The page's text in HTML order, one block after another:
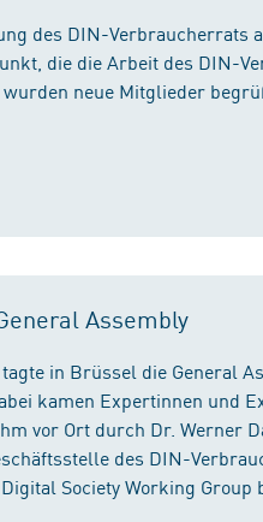
des DIN-Verbraucherrats
die die Arbeit des DIN-
neue Mitglieder
Assembly
in Brüssel die General
kamen Expertinnen und
vor Ort durch Dr. Werner
des DIN-
Society Working Group